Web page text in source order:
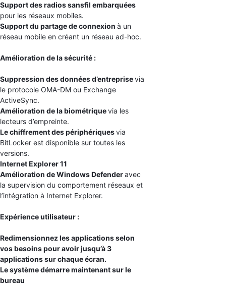
Support des radios sansfil embarquées
pour les réseaux mobiles.
Support du partage de connexion à un
réseau mobile en créant un réseau ad-hoc.
Amélioration de la sécurité :
Suppression des données d’entreprisevia
le protocole OMA-DM ou Exchange
ActiveSync.
Amélioration de la biométriquevia les
lecteurs d’empreinte.
Le chiffrement des périphériquesvia
BitLocker est disponible sur toutes les
versions.
Internet Explorer 11
Amélioration de Windows Defenderavec
la supervision du comportement réseaux et
l’intégration à Internet Explorer.
Expérience utilisateur :
Redimensionnez les applications selon
vos besoins pour avoir jusqu’à 3
applications sur chaque écran.
Le système démarre maintenant sur le
bureau